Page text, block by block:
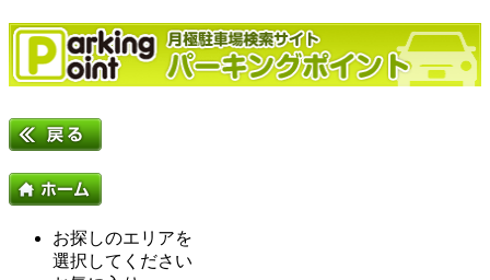
お探しのエリアを
選択してください